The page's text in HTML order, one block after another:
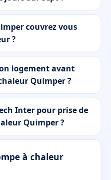
couvrez vous
?
logement avant
Quimper ?
Inter pour prise de
Quimper ?
à chaleur